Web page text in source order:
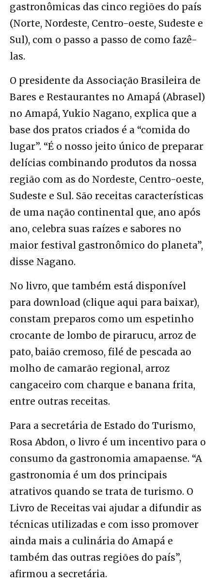
gastronômicas das cinco regiões do país
(Norte, Nordeste, Centro-oeste, Sudeste e
Sul), com o passo a passo de como fazê-
las.
O presidente da Associação Brasileira de
Bares e Restaurantes no Amapá (Abrasel)
no Amapá, Yukio Nagano, explica que a
base dos pratos criados é a “comida do
lugar”. “É o nosso jeito único de preparar
delícias combinando produtos da nossa
região com as do Nordeste, Centro-oeste,
Sudeste e Sul. São receitas características
de uma nação continental que, ano após
ano, celebra suas raízes e sabores no
maior festival gastronômico do planeta”,
disse Nagano.
No livro, que também está disponível
para download (clique aqui para baixar),
constam preparos como um espetinho
crocante de lombo de pirarucu, arroz de
pato, baião cremoso, filé de pescada ao
molho de camarão regional, arroz
cangaceiro com charque e banana frita,
entre outras receitas.
Para a secretária de Estado do Turismo,
Rosa Abdon, o livro é um incentivo para o
consumo da gastronomia amapaense. “A
gastronomia é um dos principais
atrativos quando se trata de turismo. O
Livro de Receitas vai ajudar a difundir as
técnicas utilizadas e com isso promover
ainda mais a culinária do Amapá e
também das outras regiões do país”,
afirmou a secretária.